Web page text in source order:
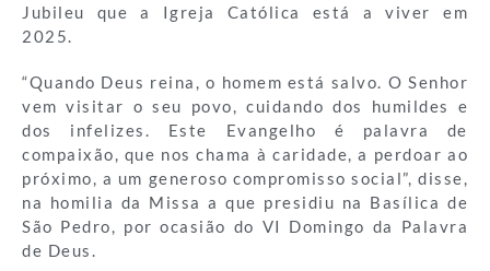
Jubileu que a Igreja Católica está a viver em
2025.
“Quando Deus reina, o homem está salvo. O Senhor
vem visitar o seu povo, cuidando dos humildes e
dos infelizes. Este Evangelho é palavra de
compaixão, que nos chama à caridade, a perdoar ao
próximo, a um generoso compromisso social”, disse,
na homilia da Missa a que presidiu na Basílica de
São Pedro, por ocasião do VI Domingo da Palavra
de Deus.